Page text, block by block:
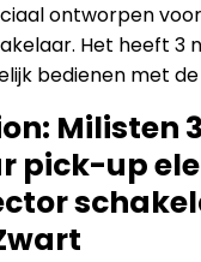
ontworpen
Het heeft 3
bedienen met
Milisten
pick-up